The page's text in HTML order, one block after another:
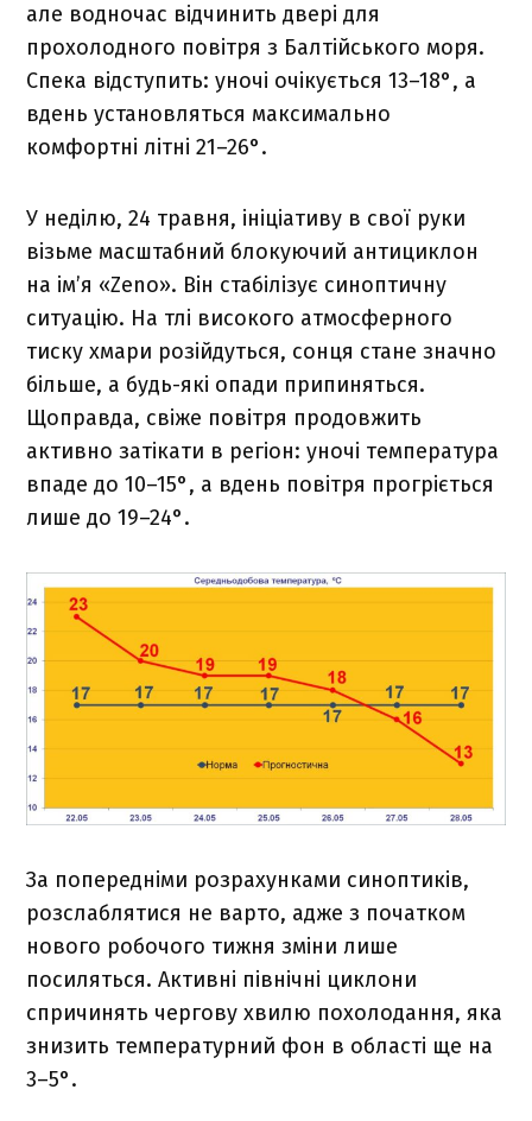
але водночас відчинить двері для
прохолодного повітря з Балтійського моря.
Спека відступить: уночі очікується 13–18°, а
вдень установляться максимально
комфортні літні 21–26°.
У неділю, 24 травня, ініціативу в свої руки
візьме масштабний блокуючий антициклон
на ім’я «Zeno». Він стабілізує синоптичну
ситуацію. На тлі високого атмосферного
тиску хмари розійдуться, сонця стане значно
більше, а будь-які опади припиняться.
Щоправда, свіже повітря продовжить
активно затікати в регіон: уночі температура
впаде до 10–15°, а вдень повітря прогріється
лише до 19–24°.
За попередніми розрахунками синоптиків,
розслаблятися не варто, адже з початком
нового робочого тижня зміни лише
посиляться. Активні північні циклони
спричинять чергову хвилю похолодання, яка
знизить температурний фон в області ще на
3–5°.